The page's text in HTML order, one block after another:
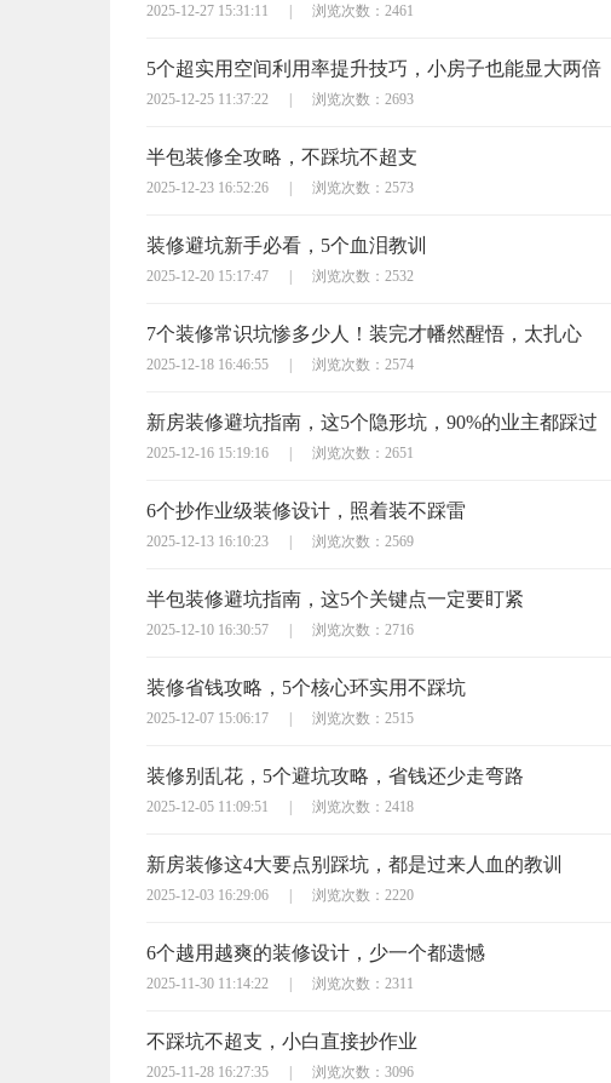
2025-12-27 15:31:11 | 浏览次数：2461
5个超实用空间利用率提升技巧，小房子也能显大两倍
2025-12-25 11:37:22 | 浏览次数：2693
半包装修全攻略，不踩坑不超支
2025-12-23 16:52:26 | 浏览次数：2573
装修避坑新手必看，5个血泪教训
2025-12-20 15:17:47 | 浏览次数：2532
7个装修常识坑惨多少人！装完才幡然醒悟，太扎心
2025-12-18 16:46:55 | 浏览次数：2574
新房装修避坑指南，这5个隐形坑，90%的业主都踩过
2025-12-16 15:19:16 | 浏览次数：2651
6个抄作业级装修设计，照着装不踩雷
2025-12-13 16:10:23 | 浏览次数：2569
半包装修避坑指南，这5个关键点一定要盯紧
2025-12-10 16:30:57 | 浏览次数：2716
装修省钱攻略，5个核心环实用不踩坑
2025-12-07 15:06:17 | 浏览次数：2515
装修别乱花，5个避坑攻略，省钱还少走弯路
2025-12-05 11:09:51 | 浏览次数：2418
新房装修这4大要点别踩坑，都是过来人血的教训
2025-12-03 16:29:06 | 浏览次数：2220
6个越用越爽的装修设计，少一个都遗憾
2025-11-30 11:14:22 | 浏览次数：2311
不踩坑不超支，小白直接抄作业
2025-11-28 16:27:35 | 浏览次数：3096